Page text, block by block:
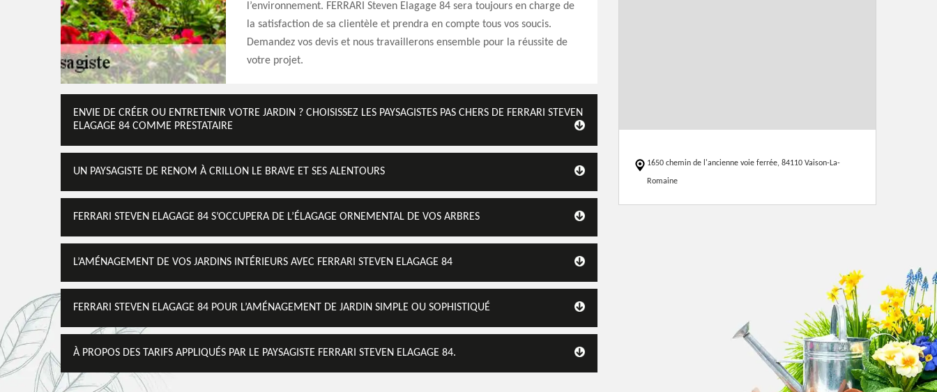
l’environnement. FERRARI Steven Elagage 84 sera toujours en charge de
la satisfaction de sa clientèle et prendra en compte tous vos soucis.
Demandez vos devis et nous travaillerons ensemble pour la réussite de
votre projet.
ENVIE DE CRÉER OU ENTRETENIR VOTRE JARDIN ? CHOISISSEZ LES PAYSAGISTES PAS CHERS DE FERRARI STEVEN
ELAGAGE 84 COMME PRESTATAIRE
UN PAYSAGISTE DE RENOM À CRILLON LE BRAVE ET SES ALENTOURS
FERRARI STEVEN ELAGAGE 84 S’OCCUPERA DE L’ÉLAGAGE ORNEMENTAL DE VOS ARBRES
L’AMÉNAGEMENT DE VOS JARDINS INTÉRIEURS AVEC FERRARI STEVEN ELAGAGE 84
FERRARI STEVEN ELAGAGE 84 POUR L’AMÉNAGEMENT DE JARDIN SIMPLE OU SOPHISTIQUÉ
À PROPOS DES TARIFS APPLIQUÉS PAR LE PAYSAGISTE FERRARI STEVEN ELAGAGE 84.
1650 chemin de l'ancienne voie ferrée, 84110 Vaison-La-
Romaine